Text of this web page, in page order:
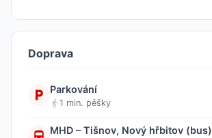
Doprava
Parkování
1 min. pěšky
MHD – Tišnov, Nový hřbitov (bus)